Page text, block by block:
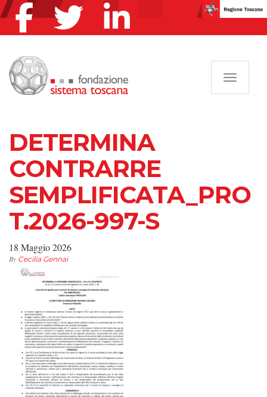
DETERMINA
CONTRARRE
SEMPLIFICATA_PRO
T.2026-997-S
18 Maggio 2026
By Cecilia Gennai